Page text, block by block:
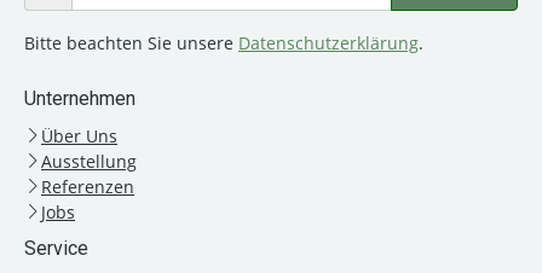
Bitte beachten Sie unsere Datenschutzerklärung.
Unternehmen
Über Uns
Ausstellung
Referenzen
Jobs
Service